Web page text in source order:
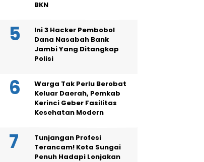
BKN
Ini 3 Hacker Pembobol
Dana Nasabah Bank
Jambi Yang Ditangkap
Polisi
Warga Tak Perlu Berobat
Keluar Daerah, Pemkab
Kerinci Geber Fasilitas
Kesehatan Modern
Tunjangan Profesi
Terancam! Kota Sungai
Penuh Hadapi Lonjakan